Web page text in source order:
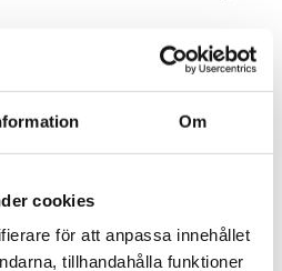
Om
cookies
för att anpassa innehållet
tillhandahålla funktioner
för dagligtest
dagligtest från ETL